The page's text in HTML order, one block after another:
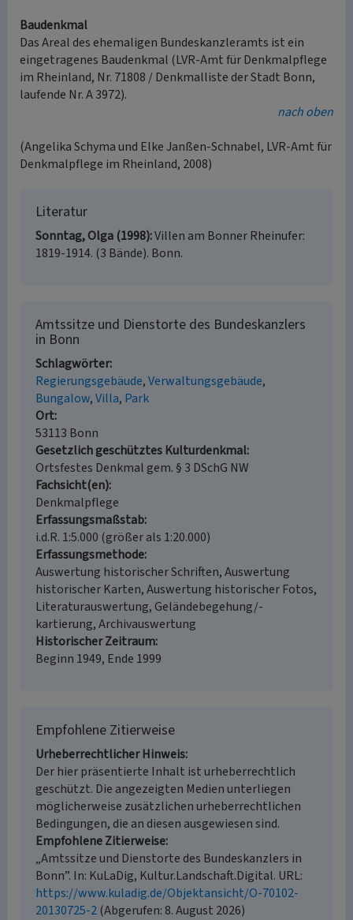
Baudenkmal
Das Areal des ehemaligen Bundeskanzleramts ist ein
eingetragenes Baudenkmal (LVR-Amt für Denkmalpflege
im Rheinland, Nr. 71808 / Denkmalliste der Stadt Bonn,
laufende Nr. A 3972).
nach oben
(Angelika Schyma und Elke Janßen-Schnabel, LVR-Amt für
Denkmalpflege im Rheinland, 2008)
Literatur
Sonntag, Olga (1998) Villen am Bonner Rheinufer:
1819-1914. (3 Bände). Bonn.
Amtssitze und Dienstorte des Bundeskanzlers
in Bonn
Schlagwörter
Regierungsgebäude Verwaltungsgebäude
Bungalow Villa Park
Ort
53113 Bonn
Gesetzlich geschütztes Kulturdenkmal
Ortsfestes Denkmal gem. § 3 DSchG NW
Fachsicht(en)
Denkmalpflege
Erfassungsmaßstab
i.d.R. 1:5.000 (größer als 1:20.000)
Erfassungsmethode
Auswertung historischer Schriften, Auswertung
historischer Karten, Auswertung historischer Fotos,
Literaturauswertung, Geländebegehung/-
kartierung, Archivauswertung
Historischer Zeitraum
Beginn 1949, Ende 1999
Empfohlene Zitierweise
Urheberrechtlicher Hinweis
Der hier präsentierte Inhalt ist urheberrechtlich
geschützt. Die angezeigten Medien unterliegen
möglicherweise zusätzlichen urheberrechtlichen
Bedingungen, die an diesen ausgewiesen sind.
Empfohlene Zitierweise
„Amtssitze und Dienstorte des Bundeskanzlers in
Bonn”. In: KuLaDig, Kultur.Landschaft.Digital. URL:
https://www.kuladig.de/Objektansicht/O-70102-
20130725-2(Abgerufen: 8. August 2026)